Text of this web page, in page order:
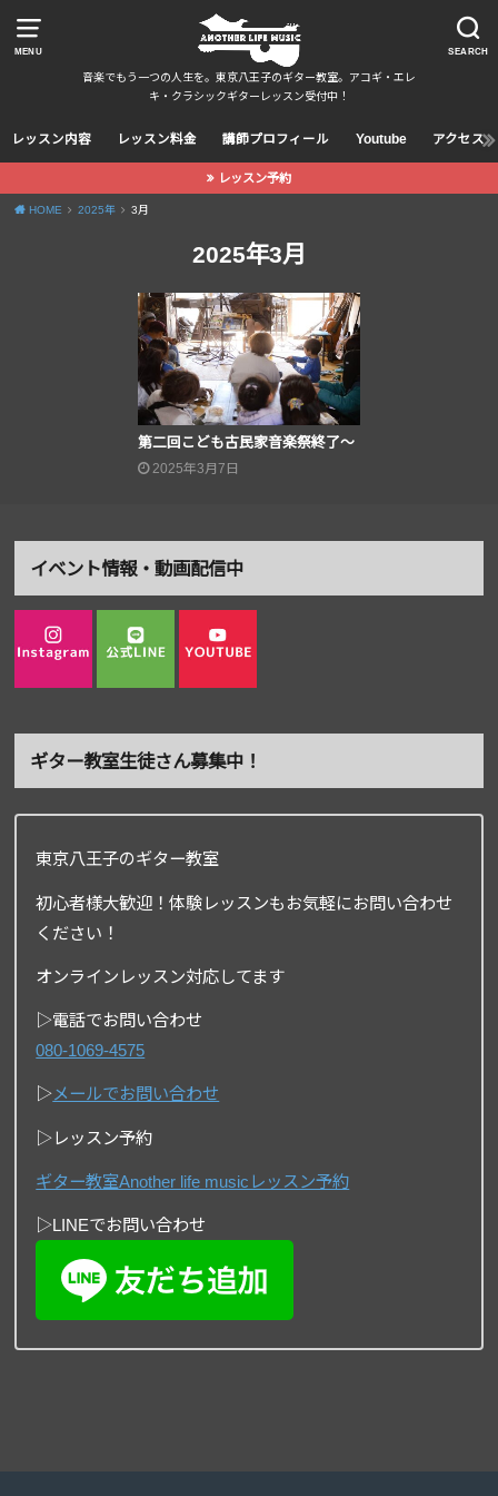
MENU SEARCH
音楽でもう一つの人生を。東京八王子のギター教室。アコギ・エレ
キ・クラシックギターレッスン受付中！
レッスン内容 レッスン料金 講師プロフィール Youtube アクセス
レッスン予約
HOME 2025年 3月
2025年3月
第二回こども古民家音楽祭終了〜
2025年3月7日
イベント情報・動画配信中
ギター教室生徒さん募集中！
東京八王子のギター教室
初心者様大歓迎！体験レッスンもお気軽にお問い合わせ
ください！
オンラインレッスン対応してます
▷電話でお問い合わせ
080-1069-4575
▷メールでお問い合わせ
▷レッスン予約
ギター教室Another life musicレッスン予約
▷LINEでお問い合わせ